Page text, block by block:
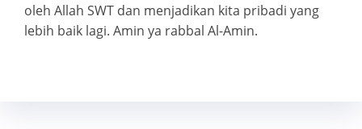
oleh Allah SWT dan menjadikan kita pribadi yang
lebih baik lagi. Amin ya rabbal Al-Amin.